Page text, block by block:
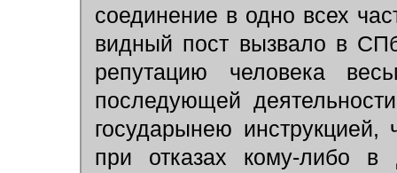
соединениe в одно всех
видный пост вызвало в
репутацию человека
последующей
государынею
при отказах кому-либо в